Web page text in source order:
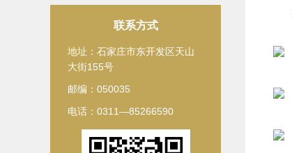
联系方式
地址：石家庄市东开发区天山
大街155号
邮编：050035
电话：0311—85266590